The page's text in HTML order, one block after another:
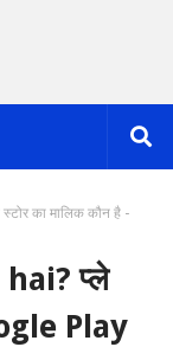
का मालिक कौन है -
प्ले
Play